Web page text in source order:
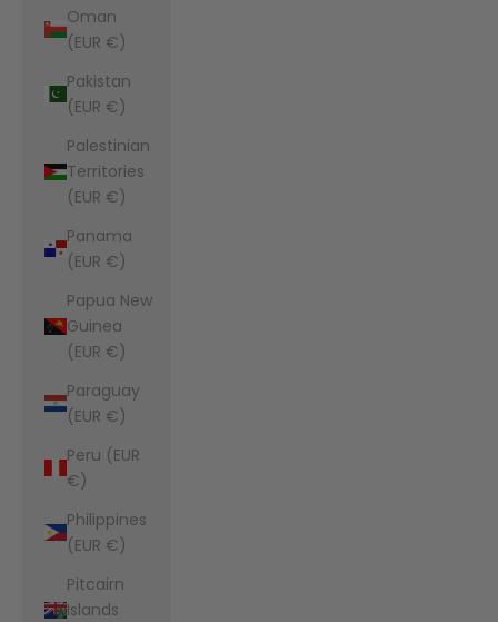
Oman
(EUR €)
Pakistan
(EUR €)
Palestinian
Territories
(EUR €)
Panama
(EUR €)
Papua New
Guinea
(EUR €)
Paraguay
(EUR €)
Peru (EUR
€)
Philippines
(EUR €)
Pitcairn
Islands